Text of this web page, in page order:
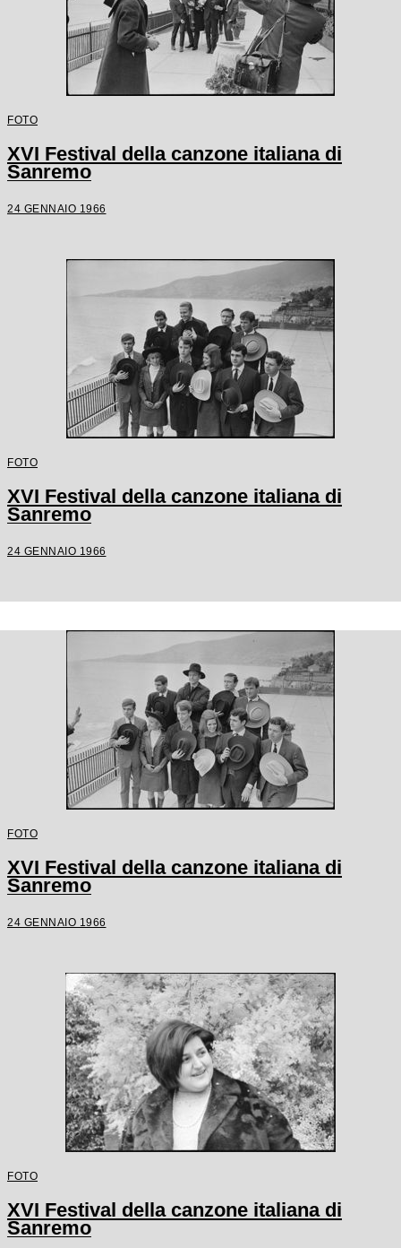
FOTO
XVI Festival della canzone italiana di
Sanremo
24 GENNAIO 1966
FOTO
XVI Festival della canzone italiana di
Sanremo
24 GENNAIO 1966
FOTO
XVI Festival della canzone italiana di
Sanremo
24 GENNAIO 1966
FOTO
XVI Festival della canzone italiana di
Sanremo